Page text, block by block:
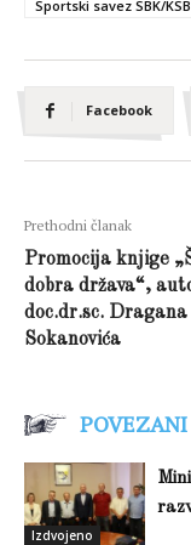
Sportski savez SBK/KSB
Facebook
Prethodni članak
Promocija knjige
dobra država“,
doc.dr.sc. Dragana
Sokanovića
Izdvojeno